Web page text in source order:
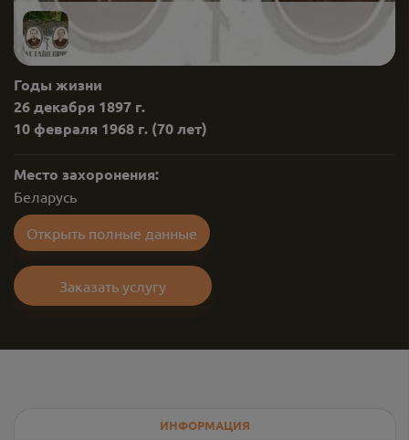
Годы жизни
26 декабря 1897 г.
10 февраля 1968 г. (70 лет)
Место захоронения:
Беларусь
Открыть полные данные
Заказать услугу
ИНФОРМАЦИЯ